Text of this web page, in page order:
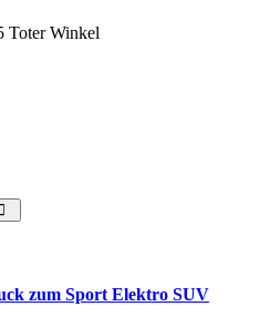
Toter Winkel
zum Sport Elektro SUV